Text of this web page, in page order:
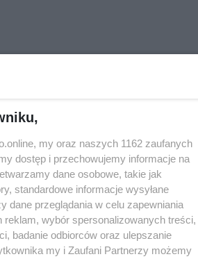
my oraz naszych 1162 zaufanych
dostęp i przechowujemy informacje na
dane osobowe, takie jak
standardowe informacje wysyłane
dane przeglądania w celu zapewniania
reklam, wybór spersonalizowanych treści,
badanie odbiorców oraz ulepszanie
my i Zaufani Partnerzy możemy